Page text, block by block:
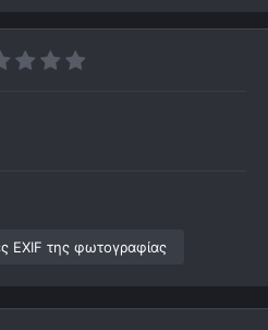
EXIF της φωτογραφίας